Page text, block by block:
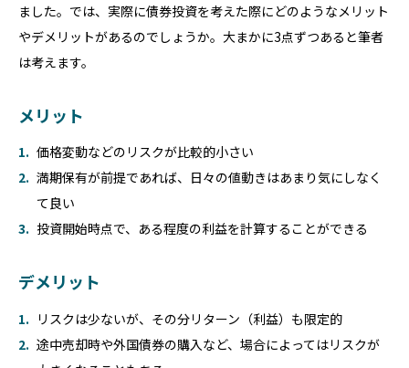
ました。では、実際に債券投資を考えた際にどのようなメリット
やデメリットがあるのでしょうか。大まかに3点ずつあると筆者
は考えます。
メリット
価格変動などのリスクが比較的小さい
満期保有が前提であれば、日々の値動きはあまり気にしなく
て良い
投資開始時点で、ある程度の利益を計算することができる
デメリット
リスクは少ないが、その分リターン（利益）も限定的
途中売却時や外国債券の購入など、場合によってはリスクが